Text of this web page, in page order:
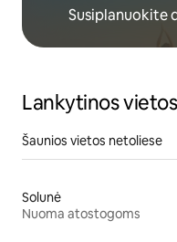
Susiplanuokite
Lankytinos vietos
Šaunios vietos netoliese
Solunė
Nuoma atostogoms